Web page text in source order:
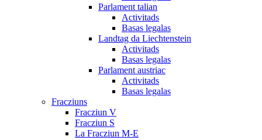
Parlament talian
Activitads
Basas legalas
Landtag da Liechtenstein
Activitads
Basas legalas
Parlament austriac
Activitads
Basas legalas
Fracziuns
Fracziun V
Fracziun S
La Fracziun M-E